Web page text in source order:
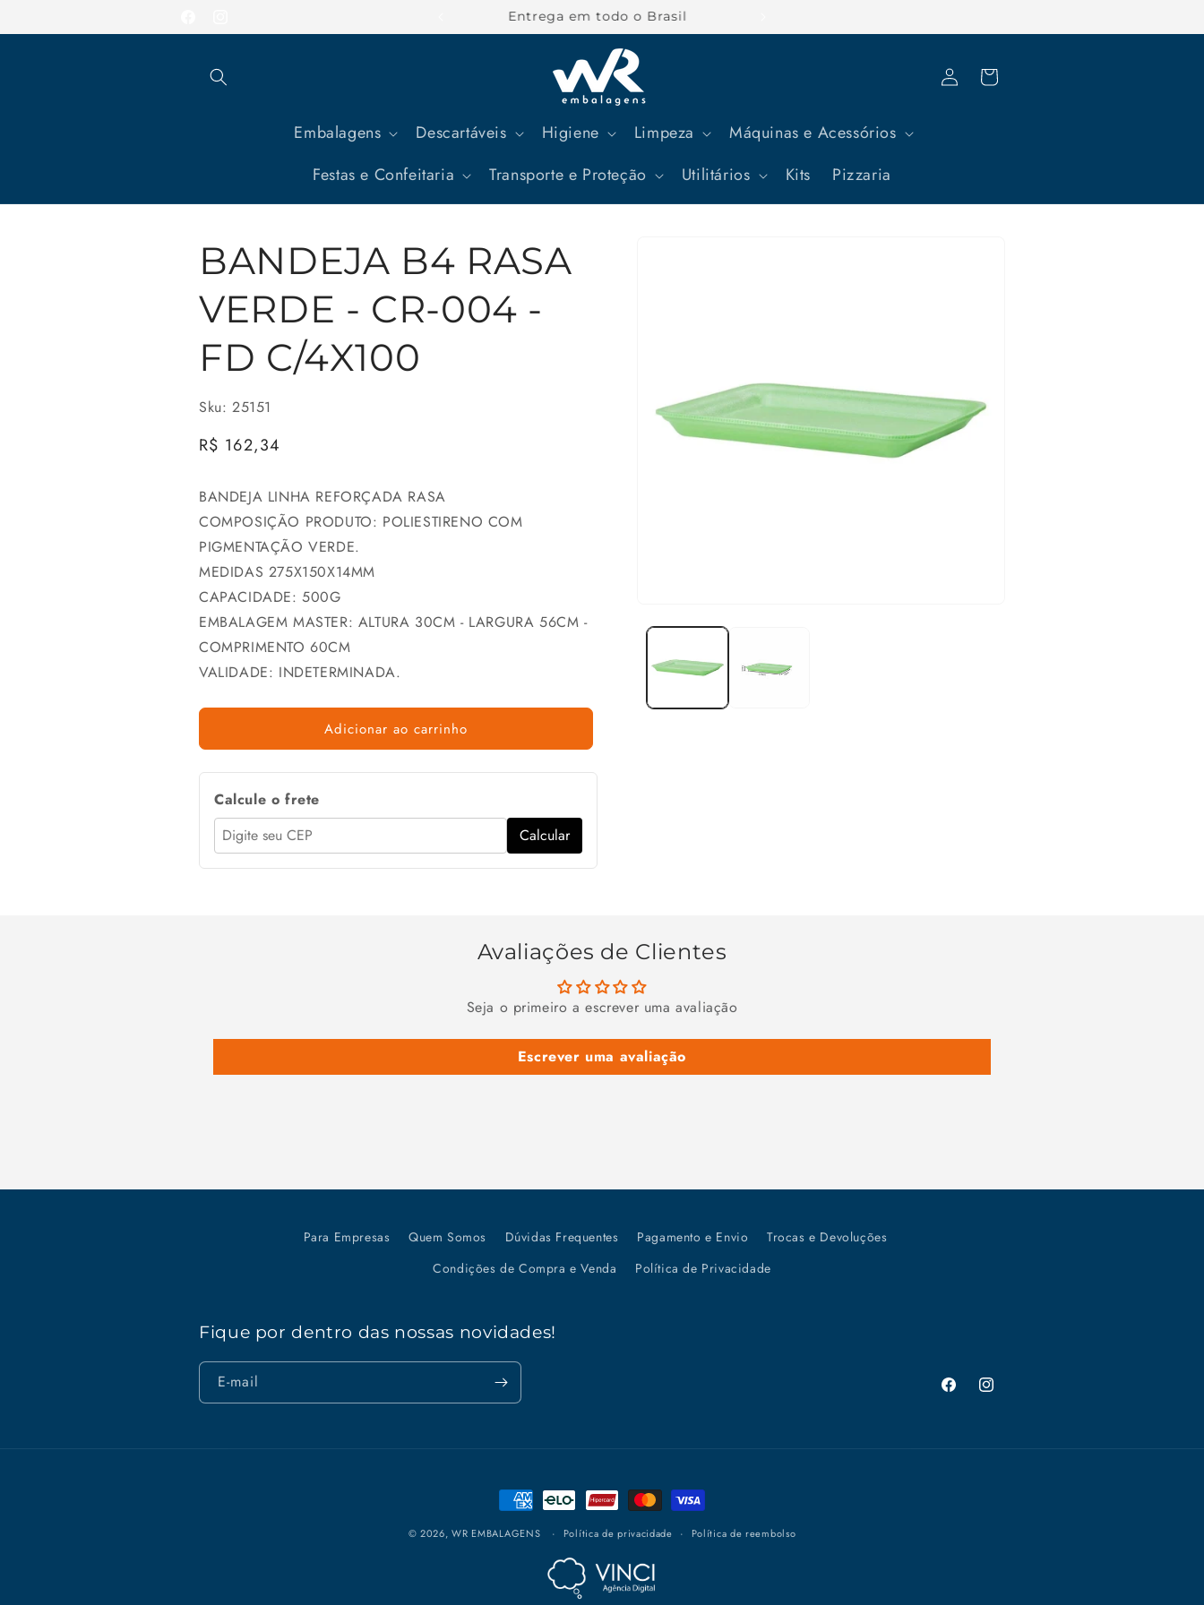
conteúdo
Parcele suas compras em até 12x
Embalagens Descartáveis Higiene Limpeza
Máquinas e Acessórios
Festas e Confeitaria
Transporte e Proteção Utilitários Kits Pizzaria
Fazer
login
Carrinho
BANDEJA B4 RASA
VERDE - CR-004 -
FD C/4X100
Sku: 25151
Preço
R$ 162,34
BANDEJA LINHA REFORÇADA RASA
COMPOSIÇÃO PRODUTO: POLIESTIRENO COM
PIGMENTAÇÃO VERDE.
MEDIDAS 275X150X14MM
CAPACIDADE: 500G
EMBALAGEM MASTER: ALTURA 30CM - LARGURA 56CM -
COMPRIMENTO 60CM
VALIDADE: INDETERMINADA.
Adicionar ao carrinho
Calcule o frete
Calcular
Avaliações de Clientes
Seja o primeiro a escrever uma avaliação
Escrever uma avaliação
Para Empresas Quem Somos Dúvidas Frequentes Pagamento e Envio
Trocas e Devoluções
Condições de Compra e Venda
Política de Privacidade
Fique por dentro das nossas novidades!
E-mail
FacebookInstagram
Formas
de
© 2026,WR EMBALAGENS Política de privacidade Política de reembolso